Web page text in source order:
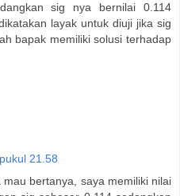
sig nya bernilai 0.114
layak untuk diuji jika sig
bapak memiliki solusi terhadap
21.58
bertanya, saya memiliki nilai